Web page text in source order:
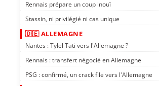
Rennais prépare un coup inouï
Stassin, ni privilégié ni cas unique
🇩🇪 ALLEMAGNE
Nantes : Tylel Tati vers l'Allemagne ?
Rennais : transfert négocié en Allemagne
PSG : confirmé, un crack file vers l'Allemagne